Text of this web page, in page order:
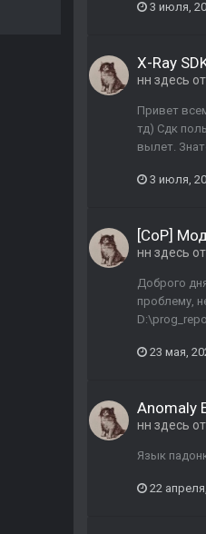
3 июля,
X-Ray
нн здесь
Привет
тд) Сдк
вылет.
3 июля,
[CoP]
нн здесь
Доброго
проблему,
23 мая,
Anomaly
нн здесь
Язык
22